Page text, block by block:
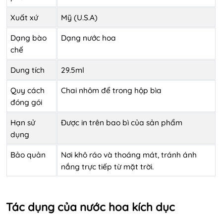
Xuất xứ Mỹ (U.S.A)
Dạng bào
chế
Dạng nước hoa
Dung tích 29.5ml
Quy cách
đóng gói
Chai nhôm để trong hộp bìa
Hạn sử
dụng
Được in trên bao bì của sản phẩm
Bảo quản
Nơi khô ráo và thoáng mát, tránh ánh
nắng trực tiếp từ mặt trời.
Tác dụng của nước hoa kích dục